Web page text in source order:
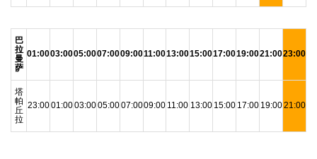
巴
拉
曼
萨
01:0003:0005:0007:0009:0011:0013:0015:0017:0019:0021:0023:00
塔
帕
丘
拉
23:0001:0003:0005:0007:0009:00 11:00 13:00 15:00 17:00 19:0021:00